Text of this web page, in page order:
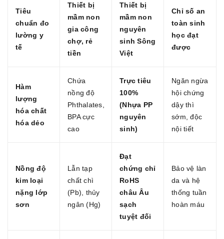
Tiêu
chuẩn đo
lường y
tế
Thiết bị
mầm non
gia công
chợ, rẻ
tiền
Thiết bị
mầm non
nguyên
sinh Sông
Việt
Chỉ số an
toàn sinh
học đạt
được
Hàm
lượng
hóa chất
hóa dẻo
Chứa
nồng độ
Phthalates,
BPA cực
cao
Trực tiêu
100%
(Nhựa PP
nguyên
sinh)
Ngăn ngừa
hội chứng
dậy thì
sớm, độc
nội tiết
Nồng độ
kim loại
nặng lớp
sơn
Lẫn tạp
chất chì
(Pb), thủy
ngân (Hg)
Đạt
chứng chỉ
RoHS
châu Âu
sạch
tuyệt đối
Bảo vệ làn
da và hệ
thống tuần
hoàn máu